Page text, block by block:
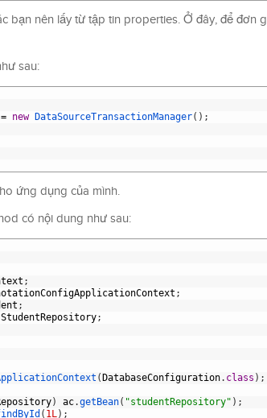
bạn nên lấy từ tập tin properties. Ở đây, để đơn
sau:
= new DataSourceTransactionManager( ) ;
ứng dụng của mình.
có nội dung như sau:
;
;
;
StudentRepository;
( DatabaseConfiguration. class ) ;
) ac.getBean( "studentRepository" ) ;
( 1L) ;